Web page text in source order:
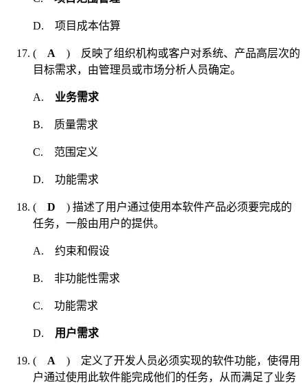
D. 项目成本估算
( A ) 反映了组织机构或客户对系统、产品高层次的
目标需求，由管理员或市场分析人员确定。
A. 业务需求
B. 质量需求
C. 范围定义
D. 功能需求
( D ) 描述了用户通过使用本软件产品必须要完成的
任务，一般由用户的提供。
A. 约束和假设
B. 非功能性需求
C. 功能需求
D. 用户需求
( A ) 定义了开发人员必须实现的软件功能，使得用
户通过使用此软件能完成他们的任务，从而满足了业务